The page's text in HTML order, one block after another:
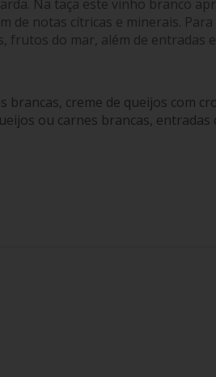
Na taça este vinho branco
de notas cítricas e minerais. Para
frutos do mar, além de entradas
brancas, creme de queijos com
ou carnes brancas, entradas